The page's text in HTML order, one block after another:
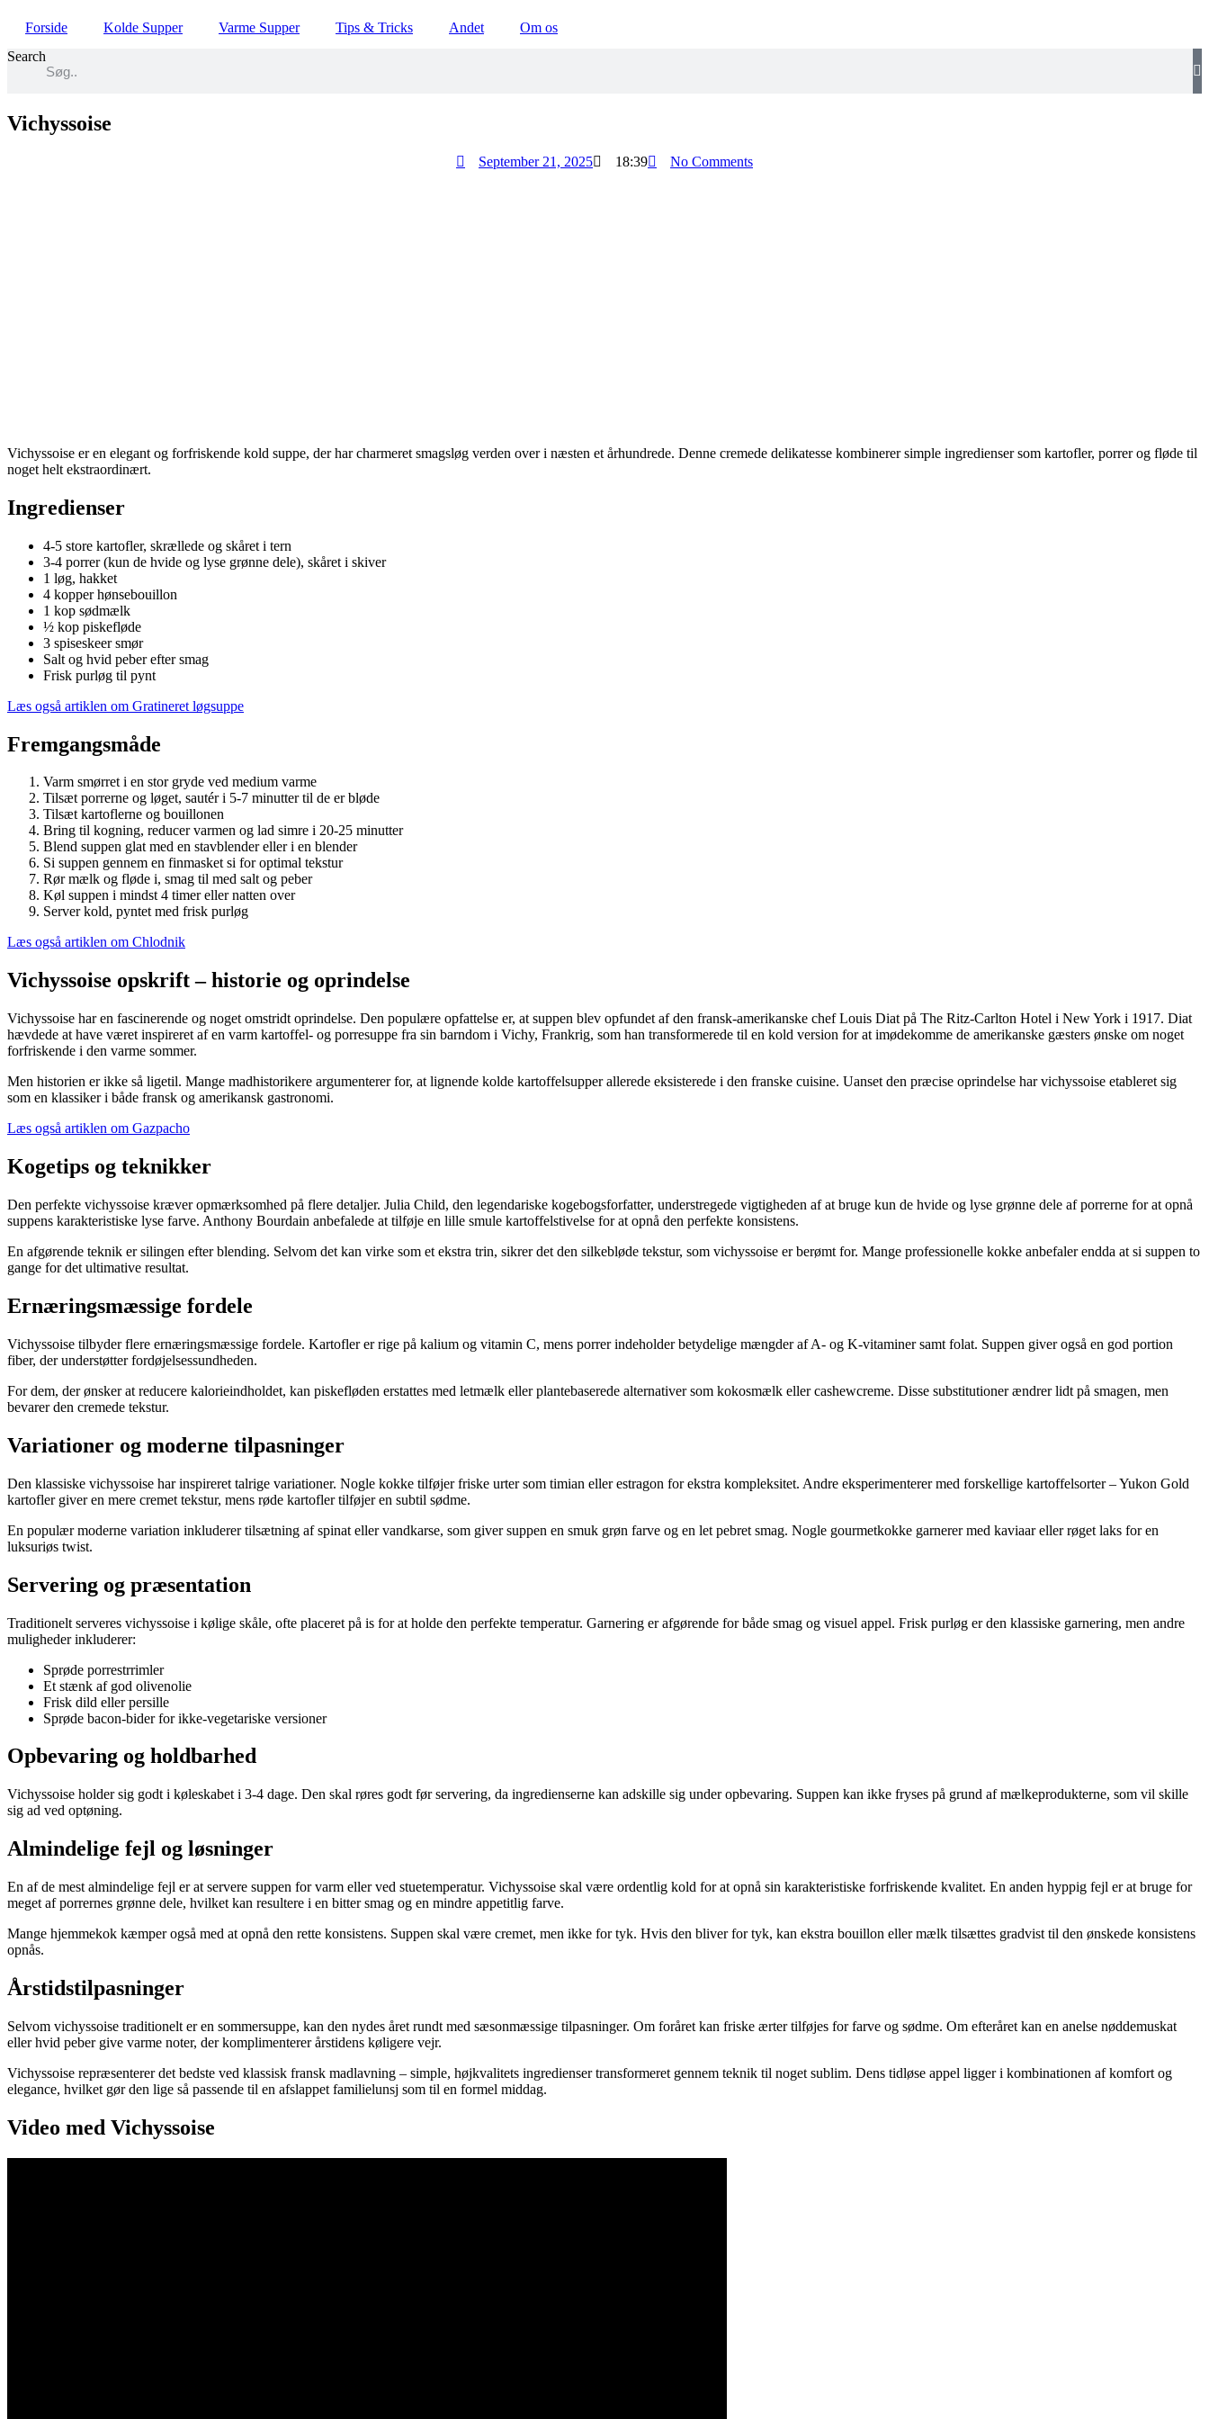
Forside Kolde Supper Varme Supper Tips & Tricks Andet
Om os
Search
Vichyssoise
September 21, 2025 18:39 No Comments
Vichyssoise er en elegant og forfriskende kold suppe, der har charmeret smagsløg verden over i næsten et århundrede. Denne cremede delikatesse kombinerer simple ingredienser som kartofler, porrer og fløde til
noget helt ekstraordinært.
Ingredienser
4-5 store kartofler, skrællede og skåret i tern
3-4 porrer (kun de hvide og lyse grønne dele), skåret i skiver
1 løg, hakket
4 kopper hønsebouillon
1 kop sødmælk
½ kop piskefløde
3 spiseskeer smør
Salt og hvid peber efter smag
Frisk purløg til pynt
Læs også artiklen om Gratineret løgsuppe
Fremgangsmåde
Varm smørret i en stor gryde ved medium varme
Tilsæt porrerne og løget, sautér i 5-7 minutter til de er bløde
Tilsæt kartoflerne og bouillonen
Bring til kogning, reducer varmen og lad simre i 20-25 minutter
Blend suppen glat med en stavblender eller i en blender
Si suppen gennem en finmasket si for optimal tekstur
Rør mælk og fløde i, smag til med salt og peber
Køl suppen i mindst 4 timer eller natten over
Server kold, pyntet med frisk purløg
Læs også artiklen om Chlodnik
Vichyssoise opskrift – historie og oprindelse
Vichyssoise har en fascinerende og noget omstridt oprindelse. Den populære opfattelse er, at suppen blev opfundet af den fransk-amerikanske chef Louis Diat på The Ritz-Carlton Hotel i New York i 1917. Diat
hævdede at have været inspireret af en varm kartoffel- og porresuppe fra sin barndom i Vichy, Frankrig, som han transformerede til en kold version for at imødekomme de amerikanske gæsters ønske om noget
forfriskende i den varme sommer.
Men historien er ikke så ligetil. Mange madhistorikere argumenterer for, at lignende kolde kartoffelsupper allerede eksisterede i den franske cuisine. Uanset den præcise oprindelse har vichyssoise etableret sig
som en klassiker i både fransk og amerikansk gastronomi.
Læs også artiklen om Gazpacho
Kogetips og teknikker
Den perfekte vichyssoise kræver opmærksomhed på flere detaljer. Julia Child, den legendariske kogebogsforfatter, understregede vigtigheden af at bruge kun de hvide og lyse grønne dele af porrerne for at opnå
suppens karakteristiske lyse farve. Anthony Bourdain anbefalede at tilføje en lille smule kartoffelstivelse for at opnå den perfekte konsistens.
En afgørende teknik er silingen efter blending. Selvom det kan virke som et ekstra trin, sikrer det den silkebløde tekstur, som vichyssoise er berømt for. Mange professionelle kokke anbefaler endda at si suppen to
gange for det ultimative resultat.
Ernæringsmæssige fordele
Vichyssoise tilbyder flere ernæringsmæssige fordele. Kartofler er rige på kalium og vitamin C, mens porrer indeholder betydelige mængder af A- og K-vitaminer samt folat. Suppen giver også en god portion
fiber, der understøtter fordøjelsessundheden.
For dem, der ønsker at reducere kalorieindholdet, kan piskefløden erstattes med letmælk eller plantebaserede alternativer som kokosmælk eller cashewcreme. Disse substitutioner ændrer lidt på smagen, men
bevarer den cremede tekstur.
Variationer og moderne tilpasninger
Den klassiske vichyssoise har inspireret talrige variationer. Nogle kokke tilføjer friske urter som timian eller estragon for ekstra kompleksitet. Andre eksperimenterer med forskellige kartoffelsorter – Yukon Gold
kartofler giver en mere cremet tekstur, mens røde kartofler tilføjer en subtil sødme.
En populær moderne variation inkluderer tilsætning af spinat eller vandkarse, som giver suppen en smuk grøn farve og en let pebret smag. Nogle gourmetkokke garnerer med kaviaar eller røget laks for en
luksuriøs twist.
Servering og præsentation
Traditionelt serveres vichyssoise i kølige skåle, ofte placeret på is for at holde den perfekte temperatur. Garnering er afgørende for både smag og visuel appel. Frisk purløg er den klassiske garnering, men andre
muligheder inkluderer:
Sprøde porrestrrimler
Et stænk af god olivenolie
Frisk dild eller persille
Sprøde bacon-bider for ikke-vegetariske versioner
Opbevaring og holdbarhed
Vichyssoise holder sig godt i køleskabet i 3-4 dage. Den skal røres godt før servering, da ingredienserne kan adskille sig under opbevaring. Suppen kan ikke fryses på grund af mælkeprodukterne, som vil skille
sig ad ved optøning.
Almindelige fejl og løsninger
En af de mest almindelige fejl er at servere suppen for varm eller ved stuetemperatur. Vichyssoise skal være ordentlig kold for at opnå sin karakteristiske forfriskende kvalitet. En anden hyppig fejl er at bruge for
meget af porrernes grønne dele, hvilket kan resultere i en bitter smag og en mindre appetitlig farve.
Mange hjemmekok kæmper også med at opnå den rette konsistens. Suppen skal være cremet, men ikke for tyk. Hvis den bliver for tyk, kan ekstra bouillon eller mælk tilsættes gradvist til den ønskede konsistens
opnås.
Årstidstilpasninger
Selvom vichyssoise traditionelt er en sommersuppe, kan den nydes året rundt med sæsonmæssige tilpasninger. Om foråret kan friske ærter tilføjes for farve og sødme. Om efteråret kan en anelse nøddemuskat
eller hvid peber give varme noter, der komplimenterer årstidens køligere vejr.
Vichyssoise repræsenterer det bedste ved klassisk fransk madlavning – simple, højkvalitets ingredienser transformeret gennem teknik til noget sublim. Dens tidløse appel ligger i kombinationen af komfort og
elegance, hvilket gør den lige så passende til en afslappet familielunsj som til en formel middag.
Video med Vichyssoise